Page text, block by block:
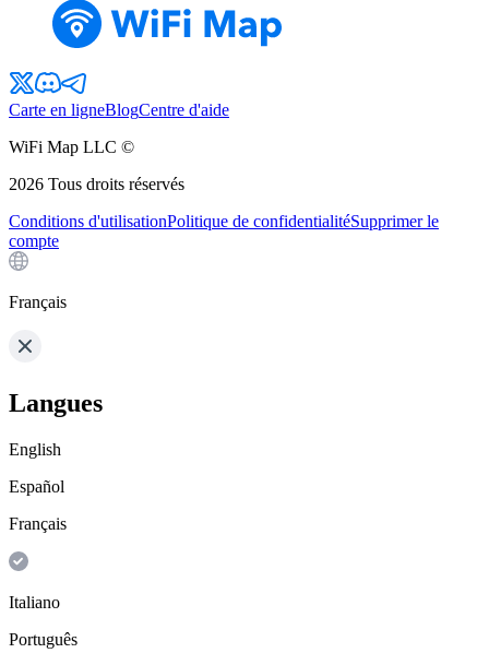
Carte en ligneBlogCentre d'aide
WiFi Map LLC ©
2026 Tous droits réservés
Conditions d'utilisationPolitique de confidentialitéSupprimer le
compte
Français
Langues
English
Español
Français
Italiano
Português